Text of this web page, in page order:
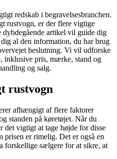
redskab i begravelsesbranchen.
rustvogn, er der flere vigtige
artikel vil guide dig
al den information, du har brug
beslutning. Vi vil udforske
inklusive pris, mærke, stand og
og salg.
rustvogn
afhængigt af flere faktorer
standen på køretøjet. Når du
det vigtigt at tage højde for disse
prisen er rimelig. Det er også en
forskellige sælgere for at sikre, at